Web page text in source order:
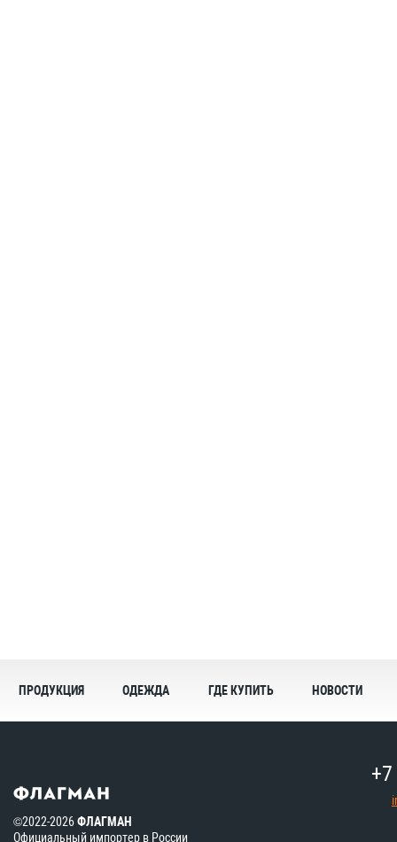
ПРОДУКЦИЯ ОДЕЖДА ГДЕ КУПИТЬ НОВОСТИ
©2022-2026ФЛАГМАН
Официальный импортер в России